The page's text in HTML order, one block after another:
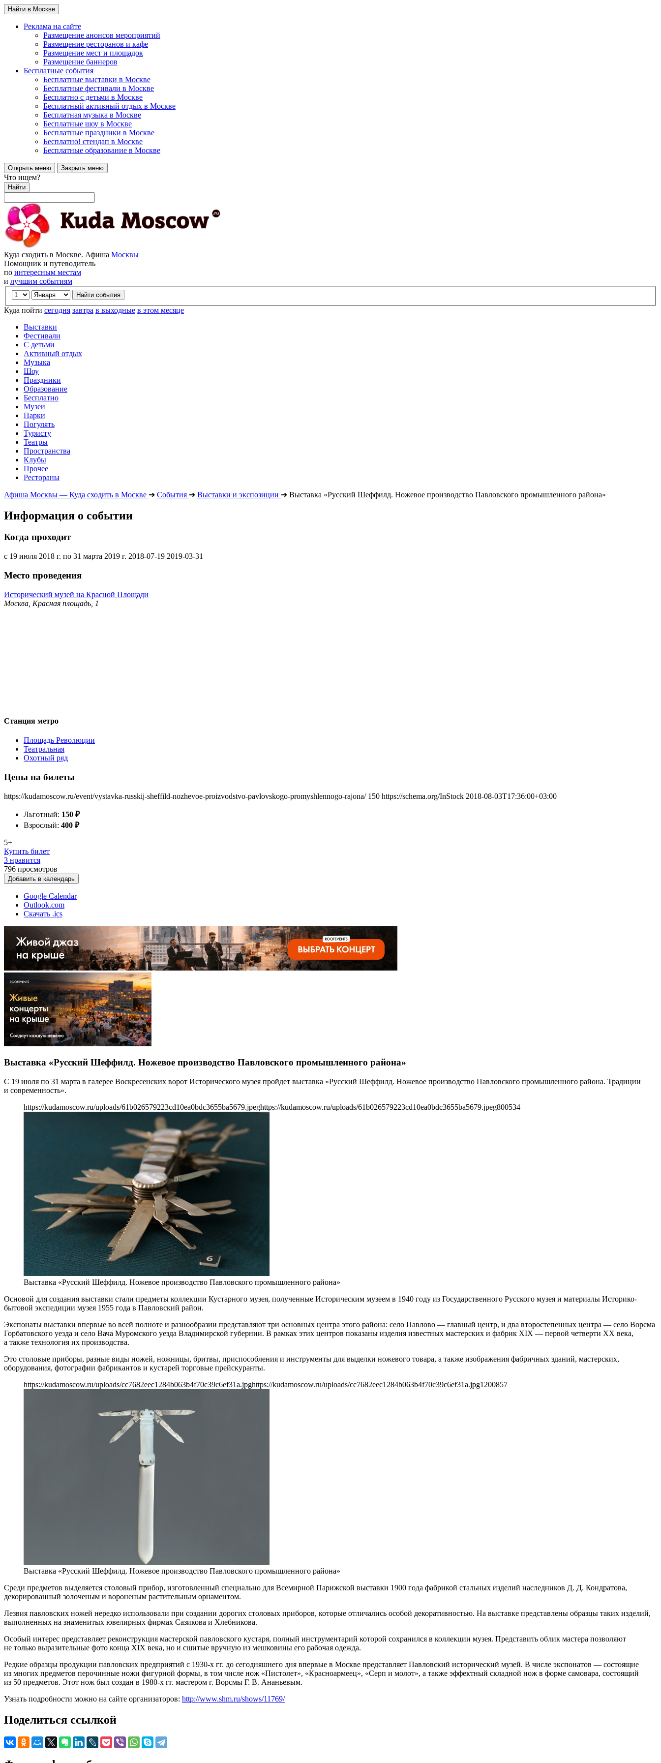
Найти в Москве
Реклама на сайте
Размещение анонсов мероприятий
Размещение ресторанов и кафе
Размещение мест и площадок
Размещение баннеров
Бесплатные события
Бесплатные выставки в Москве
Бесплатные фестивали в Москве
Бесплатно с детьми в Москве
Бесплатный активный отдых в Москве
Бесплатная музыка в Москве
Бесплатные шоу в Москве
Бесплатные праздники в Москве
Бесплатно! стендап в Москве
Бесплатные образование в Москве
Открыть меню Закрыть меню
Что ищем?
Найти
Куда сходить в Москве. Афиша Москвы
Помощник и путеводитель
по интересным местам
и лучшим событиям
Куда пойти сегодня завтра в выходные в этом месяце
Выставки
Фестивали
С детьми
Активный отдых
Музыка
Шоу
Праздники
Образование
Бесплатно
Музеи
Парки
Погулять
Туристу
Театры
Пространства
Клубы
Прочее
Рестораны
Афиша Москвы — Куда сходить в Москве ➔ События ➔ Выставки и экспозиции ➔ Выставка «Русский Шеффилд. Ножевое производство Павловского промышленного района»
Информация о событии
Когда проходит
с 19 июля 2018 г. по 31 марта 2019 г. 2018-07-19 2019-03-31
Место проведения
Исторический музей на Красной Площади
Москва, Красная площадь, 1
Станция метро
Площадь Революции
Театральная
Охотный ряд
Цены на билеты
https://kudamoscow.ru/event/vystavka-russkij-sheffild-nozhevoe-proizvodstvo-pavlovskogo-promyshlennogo-rajona/ 150 https://schema.org/InStock 2018-08-03T17:36:00+03:00
Льготный: 150 ₽
Взрослый: 400 ₽
5+
Купить билет
3 нравится
796 просмотров
Добавить в календарь
Google Calendar
Outlook.com
Скачать .ics
Выставка «Русский Шеффилд. Ножевое производство Павловского промышленного района»
С 19 июля по 31 марта в галерее Воскресенских ворот Исторического музея пройдет выставка «Русский Шеффилд. Ножевое производство Павловского промышленного района. Традиции
и современность».
https://kudamoscow.ru/uploads/61b026579223cd10ea0bdc3655ba5679.jpeghttps://kudamoscow.ru/uploads/61b026579223cd10ea0bdc3655ba5679.jpeg800534
Выставка «Русский Шеффилд. Ножевое производство Павловского промышленного района»
Основой для создания выставки стали предметы коллекции Кустарного музея, полученные Историческим музеем в 1940 году из Государственного Русского музея и материалы Историко-
бытовой экспедиции музея 1955 года в Павловский район.
Экспонаты выставки впервые во всей полноте и разнообразии представляют три основных центра этого района: село Павлово — главный центр, и два второстепенных центра — село Ворсма
Горбатовского уезда и село Вача Муромского уезда Владимирской губернии. В рамках этих центров показаны изделия известных мастерских и фабрик XIX — первой четверти XX века,
а также технология их производства.
Это столовые приборы, разные виды ножей, ножницы, бритвы, приспособления и инструменты для выделки ножевого товара, а также изображения фабричных зданий, мастерских,
оборудования, фотографии фабрикантов и кустарей торговые прейскуранты.
https://kudamoscow.ru/uploads/cc7682eec1284b063b4f70c39c6ef31a.jpghttps://kudamoscow.ru/uploads/cc7682eec1284b063b4f70c39c6ef31a.jpg1200857
Выставка «Русский Шеффилд. Ножевое производство Павловского промышленного района»
Среди предметов выделяется столовый прибор, изготовленный специально для Всемирной Парижской выставки 1900 года фабрикой стальных изделий наследников Д. Д. Кондратова,
декорированный золоченым и вороненым растительным орнаментом.
Лезвия павловских ножей нередко использовали при создании дорогих столовых приборов, которые отличались особой декоративностью. На выставке представлены образцы таких изделий,
выполненных на знаменитых ювелирных фирмах Сазикова и Хлебникова.
Особый интерес представляет реконструкция мастерской павловского кустаря, полный инструментарий которой сохранился в коллекции музея. Представить облик мастера позволяют
не только выразительные фото конца XIX века, но и сшитые вручную из мешковины его рабочая одежда.
Редкие образцы продукции павловских предприятий с 1930-х гг. до сегодняшнего дня впервые в Москве представляет Павловский исторический музей. В числе экспонатов — состоящие
из многих предметов перочинные ножи фигурной формы, в том числе нож «Пистолет», «Красноармеец», «Серп и молот», а также эффектный складной нож в форме самовара, состоящий
из 50 предметов. Этот нож был создан в 1980-х гг. мастером г. Ворсмы Г. В. Ананьевым.
Узнать подробности можно на сайте организаторов: http://www.shm.ru/shows/11769/
Поделиться ссылкой